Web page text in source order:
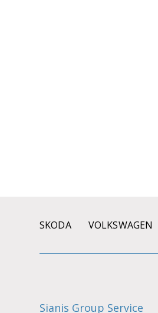
SKODA VOLKSWAGEN
Sianis Group Service